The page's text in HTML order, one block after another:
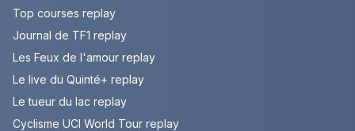
Top courses replay
Journal de TF1 replay
Les Feux de l'amour replay
Le live du Quinté+ replay
Le tueur du lac replay
Cyclisme UCI World Tour replay